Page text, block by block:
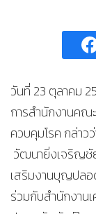
วันที่ 23 ตุลาคม
การสำนักงานคณ
ควบคุมโรค กล่า
วัฒนายิ่งเจริญชั
เสริมงานบุญปลอ
ร่วมกับสำนักงาน